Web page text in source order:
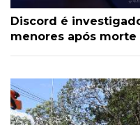
Discord é
menores após